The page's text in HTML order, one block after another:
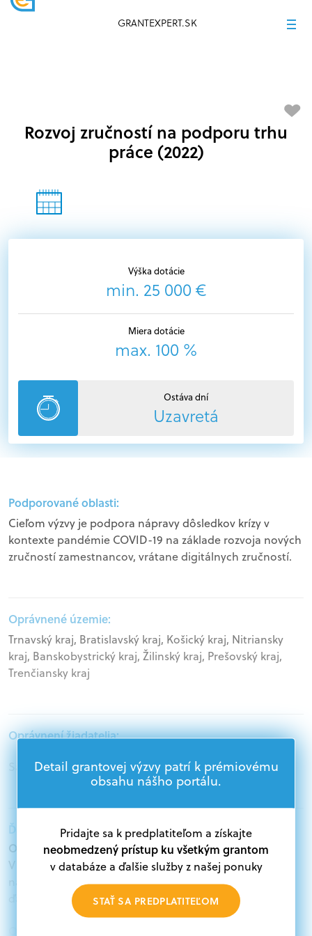
GRANTEXPERT.SK
Výška dotácie
min. 25 000 €
Miera dotácie
max. 100 %
Ostáva dní
Uzavretá
Rozvoj zručností na podporu trhu
práce (2022)
Podporované oblasti:
Cieľom výzvy je podpora nápravy dôsledkov krízy v
kontexte pandémie COVID-19 na základe rozvoja nových
zručností zamestnancov, vrátane digitálnych zručností.
Oprávnené územie:
Trnavský kraj, Bratislavský kraj, Košický kraj, Nitriansky
kraj, Banskobystrický kraj, Žilinský kraj, Prešovský kraj,
Trenčiansky kraj
Oprávnení žiadatelia:
Samospráva, Podnikatelia
Ďalšie informácie:
Oprávnení žiadatelia:
V databáze grantov a dotácií na portáli Grantexpert.sk
nájdete aktuálne výzvy z eurofondov, plánu obnovy a
ďalších zdrojov.
Detail grantovej výzvy patrí k prémiovému
obsahu nášho portálu.
Pridajte sa k predplatiteľom a získajte
neobmedzený prístup ku všetkým grantom
v databáze a ďalšie služby z našej ponuky
STAŤ SA PREDPLATITEĽOM